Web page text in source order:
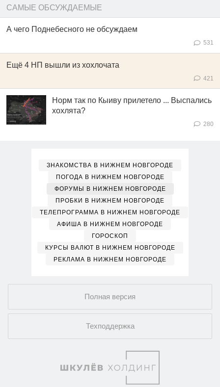
САМЫЕ ОБСУЖДАЕМЫЕ
А чего Поднебесного не обсуждаем
531
Ещё 4 НП вышли из хохлочата
421
Норм так по Кыиву прилетело ... Выспались
хохлята?
280
ЗНАКОМСТВА В НИЖНЕМ НОВГОРОДЕ
ПОГОДА В НИЖНЕМ НОВГОРОДЕ
ФОРУМЫ В НИЖНЕМ НОВГОРОДЕ
ПРОБКИ В НИЖНЕМ НОВГОРОДЕ
ТЕЛЕПРОГРАММА В НИЖНЕМ НОВГОРОДЕ
АФИША В НИЖНЕМ НОВГОРОДЕ
ГОРОСКОП
КУРСЫ ВАЛЮТ В НИЖНЕМ НОВГОРОДЕ
РЕКЛАМА В НИЖНЕМ НОВГОРОДЕ
Полная версия
Техподдержка